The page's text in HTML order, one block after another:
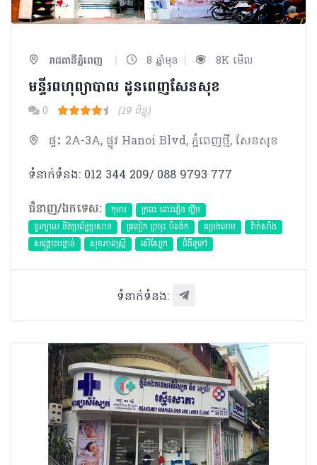
រាជធានីភ្នំពេញ | 8 ឆ្នាំមុន | 8K មើល
មន្ទីរពហុព្យាបាល ដូនពេញសែនសុខ
0 (19 ពិន្ទុ)
ផ្ទះ 2A-3A, ផ្លូវ Hanoi Blvd, ភ្នំពេញថ្មី, សែនសុខ
ទំនាក់ទំនង: 012 344 209/ 088 9793 777
ជំនាញ/ឯកទេស:
កុមារ
ក្រពះ ពោះវៀន ថ្លើម
ខួរក្បាល និងប្រព័ន្ធប្រសាទ
ត្រចៀក ច្រមុះ បំពង់ក តម្រងនោម
វ៉ាក់សាំង
សង្គ្រោះបន្ទាន់
សុខភាពស្រ្តី សើស្បែក ជំងឺទូទៅ
ទំនាក់ទំនង: